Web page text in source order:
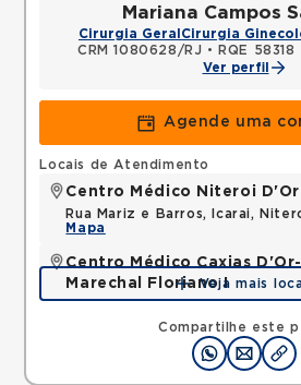
Mariana Campos
Cirurgia Geral Cirurgia
CRM 1080628/RJ •
RQE
Ver perfil
Agende uma
Compartilhe este
Locais de Atendimento
Centro Médico Niteroi
Rua Mariz e Barros, Icarai,
Mapa
Centro Médico Caxias
Marechal Floriano I
Avenida Perimetral Marechal
e Cinco de Agosto, Duque de
25075025 •Mapa
Veja mais